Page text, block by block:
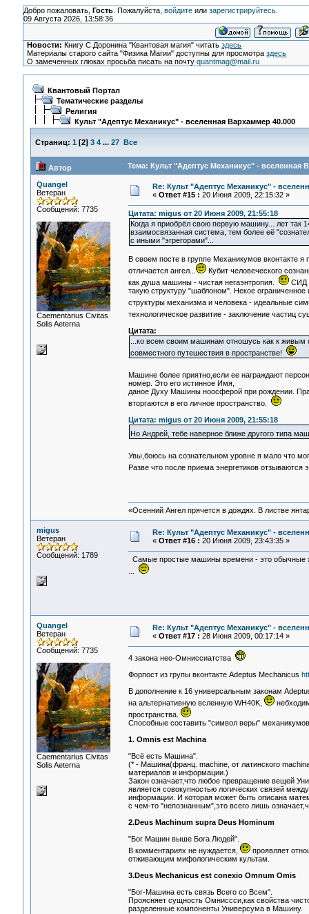
Добро пожаловать, Гость. Пожалуйста, войдитеили зарегистрируйтесь.
09 Августа 2026, 13:58:36
Новости: Книгу С.Доронина "Квантовая магия" читатьздесь
Материалы старого сайта "Физика Магии" доступны для просмотраздесь
О замеченных глюках просьба писать на почтуquantmag@mail.ru
Квантовый Портал
Тематические разделы
Религия
Культ "Адептус Механикус" - вселенная Вархаммер 40.000
Страниц: 1 [2] 3 4 ... 27 Все
Автор Тема: Культ "Адептус Механикус" - вселенная
Quangel
Ветеран
Сообщений: 7735
Сaementarius Civitas
Solis Aeterna
Re: Культ "Адептус Механикус" -
« Ответ #15 : 20 Июня 2009, 22:15:32 »
Цитата: migus от 20 Июня 2009, 21:55:18
Когда я приобрёл свою первую машину... лет так
взаимосвязанная система, тем более её
с иными "эгрегорами"...
В своем посте в группе Механикумов вконтакте
отличается ангел...
Кубит человеческого
как душа машины - чистая негаэнтропия.
СИД
такую структуру "шаблоном". Некое
структуры механизма и человека - идеальные
технологическое развитие - заключение частиц
Цитата:
...ко всем своим машинам отношусь как к живым
совместного путешествия в пространстве!
Машине более приятно,если ее награждают
номер. Это его истинное Имя,
даное Духу Машины ноосферой при рождении.
вторгаются в его личное пространство.
Цитата: migus от 20 Июня 2009, 21:55:18
Но Андрей, тебе наверное ближе другого типа
Увы,боюсь на сознательном уровне я мало что
Разве что после приема энергетиков
«Осенний Ангел прячется в дождях. В листве
migus
Ветеран
Сообщений: 1789
Re: Культ "Адептус Механикус" -
« Ответ #16 : 20 Июня 2009, 23:43:35 »
Самые простые машины времени - это обычные
Quangel
Ветеран
Сообщений: 7735
Сaementarius Civitas
Solis Aeterna
Re: Культ "Адептус Механикус" -
« Ответ #17 : 28 Июня 2009, 00:17:14 »
4 закона нео-Омниссиатства
Форпост из групы вконтакте Adeptus Mechanicus
В дополнение к 16 универсальным законам
на альтернативную всленную WH40K,
пространства.
Способные составить "символ веры"
1. Omnis est Machina
"Всё есть Машина".
(* - Машина(франц. machine, от латинского
материалов и информации.)
Закон означает,что любое превращение вещей
является совокупностью логических связей
информации. И которая может быть описана
с чем-то "непознанным",это всего лишь
2.Deus Machinum supra Deus Hominum
"Бог Машин выше Бога Людей".
В комментариях не нуждается,
проявляет
отживающим мифологическим культам.
3.Deus Mechanicus est conexio Omnum Omis
"Бог-Машина есть связь Всего со Всем".
Проясняет сущность Омниссси,как свойства
разделенные компоненты Универсума в Машину.